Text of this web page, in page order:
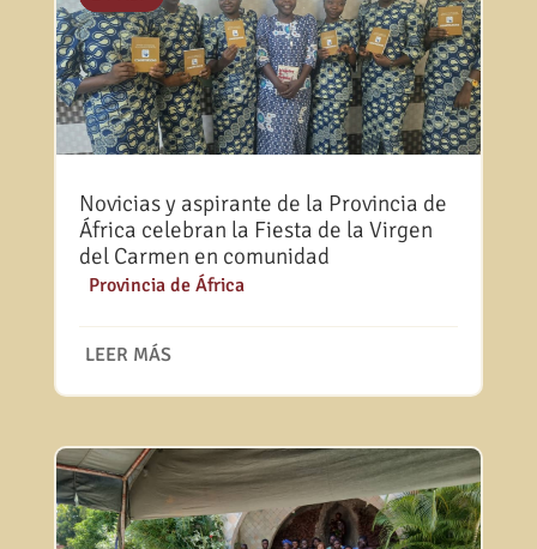
Novicias y aspirante de la Provincia de
África celebran la Fiesta de la Virgen
del Carmen en comunidad
Provincia de África
LEER MÁS